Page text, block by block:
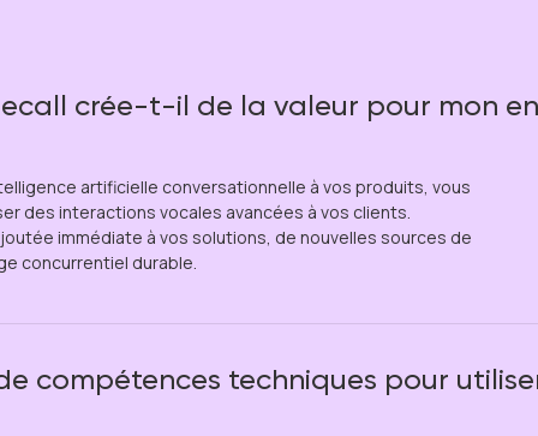
crée-t-il de la valeur pour mon
artificielle conversationnelle à vos produits, vous
des interactions vocales avancées à vos clients.
immédiate à vos solutions, de nouvelles sources de
concurrentiel durable.
compétences techniques pour